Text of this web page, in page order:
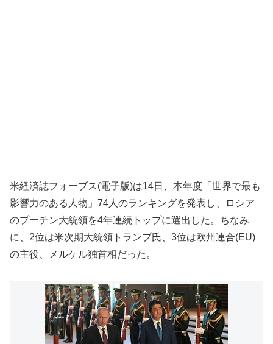
米経済誌フォーブス(電子版)は14日、本年度「世界で最も
影響力のある人物」74人のランキングを発表し、ロシア
のプーチン大統領を4年連続トップに選出した。ちなみ
に、2位は米次期大統領トランプ氏、3位は欧州連合(EU)
の主役、メルケル独首相だった。